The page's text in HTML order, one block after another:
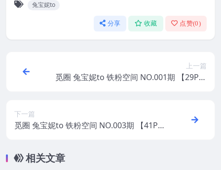
兔宝妮to
分享 收藏 点赞(0)
上一篇
觅圈 兔宝妮to 铁粉空间 NO.001期 【29P】
下一篇
觅圈 兔宝妮to 铁粉空间 NO.003期 【41P3
相关文章